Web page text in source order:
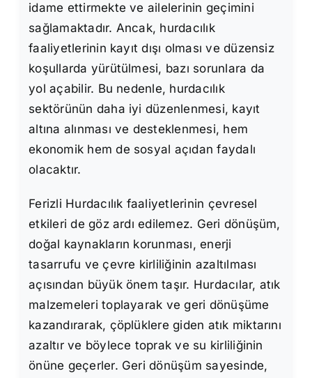
idame ettirmekte ve ailelerinin geçimini
sağlamaktadır. Ancak, hurdacılık
faaliyetlerinin kayıt dışı olması ve düzensiz
koşullarda yürütülmesi, bazı sorunlara da
yol açabilir. Bu nedenle, hurdacılık
sektörünün daha iyi düzenlenmesi, kayıt
altına alınması ve desteklenmesi, hem
ekonomik hem de sosyal açıdan faydalı
olacaktır.
Ferizli Hurdacılık faaliyetlerinin çevresel
etkileri de göz ardı edilemez. Geri dönüşüm,
doğal kaynakların korunması, enerji
tasarrufu ve çevre kirliliğinin azaltılması
açısından büyük önem taşır. Hurdacılar, atık
malzemeleri toplayarak ve geri dönüşüme
kazandırarak, çöplüklere giden atık miktarını
azaltır ve böylece toprak ve su kirliliğinin
önüne geçerler. Geri dönüşüm sayesinde,